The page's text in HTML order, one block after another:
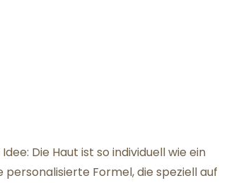
Die Haut ist so individuell wie ein
Formel, die speziell auf